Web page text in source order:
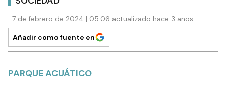
7 de febrero de 2024 | 05:06 actualizado hace 3 años
Añadir como fuente en
PARQUE ACUÁTICO